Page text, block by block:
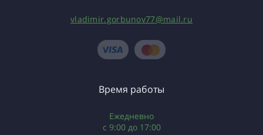
vladimir.gorbunov77@mail.ru
Время работы
Ежедневно
c 9:00 до 17:00